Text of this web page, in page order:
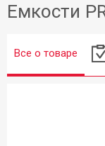
Емкости
Все о товаре